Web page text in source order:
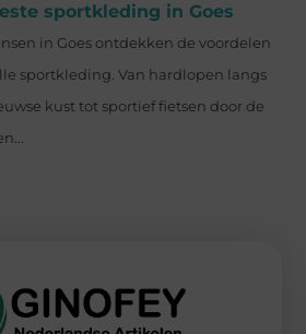
sportkleding in Goes
in Goes ontdekken de voordelen
sportkleding. Van hardlopen langs
kust tot sportief fietsen door de